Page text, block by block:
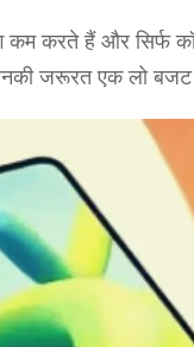
करते हैं और सिर्फ
जरूरत एक लो बजट